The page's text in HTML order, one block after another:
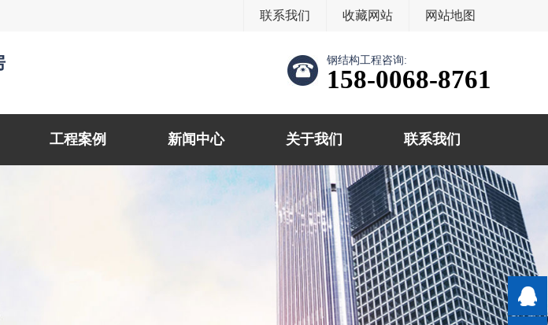
网站地图
收藏网站
联系我们
钢结构工程咨询:
158-0068-8761
工程案例 新闻中心 关于我们 联系我们